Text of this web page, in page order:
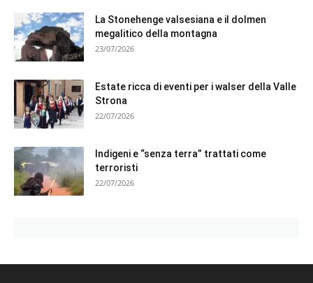
La Stonehenge valsesiana e il dolmen
megalitico della montagna
23/07/2026
Estate ricca di eventi per i walser della Valle
Strona
22/07/2026
Indigeni e “senza terra” trattati come
terroristi
22/07/2026